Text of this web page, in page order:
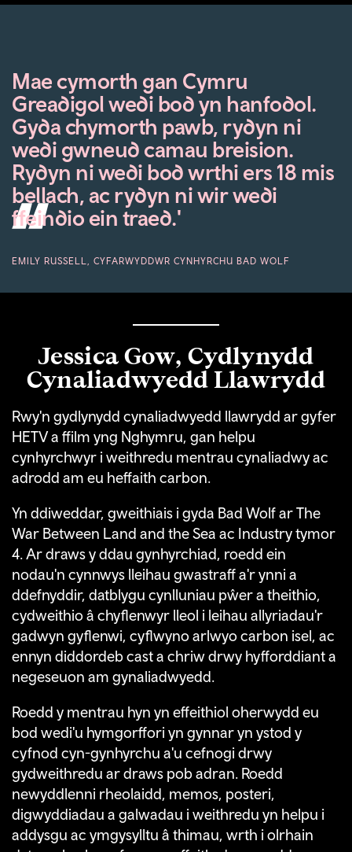
Mae cymorth gan Cymru
Greadigol wedi bod yn hanfodol.
Gyda chymorth pawb, rydyn ni
wedi gwneud camau breision.
Rydyn ni wedi bod wrthi ers 18 mis
bellach, ac rydyn ni wir wedi
ffeindio ein traed.'
EMILY RUSSELL, CYFARWYDDWR CYNHYRCHU BAD WOLF
Jessica Gow,Cydlynydd
Cynaliadwyedd Llawrydd
Rwy'n gydlynydd cynaliadwyedd llawrydd ar gyfer
HETV a ffilm yng Nghymru, gan helpu
cynhyrchwyr i weithredu mentrau cynaliadwy ac
adrodd am eu heffaith carbon.
Yn ddiweddar, gweithiais i gyda Bad Wolf ar The
War Between Land and the Sea ac Industry tymor
4. Ar draws y ddau gynhyrchiad, roedd ein
nodau'n cynnwys lleihau gwastraff a'r ynni a
ddefnyddir, datblygu cynlluniau pŵer a theithio,
cydweithio â chyflenwyr lleol i leihau allyriadau'r
gadwyn gyflenwi, cyflwyno arlwyo carbon isel, ac
ennyn diddordeb cast a chriw drwy hyfforddiant a
negeseuon am gynaliadwyedd.
Roedd y mentrau hyn yn effeithiol oherwydd eu
bod wedi'u hymgorffori yn gynnar yn ystod y
cyfnod cyn-gynhyrchu a'u cefnogi drwy
gydweithredu ar draws pob adran. Roedd
newyddlenni rheolaidd, memos, posteri,
digwyddiadau a galwadau i weithredu yn helpu i
addysgu ac ymgysylltu â thimau, wrth i olrhain